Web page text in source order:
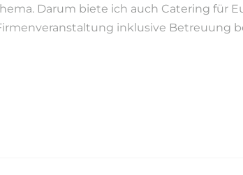
Darum biete ich auch Catering für
inklusive Betreuung